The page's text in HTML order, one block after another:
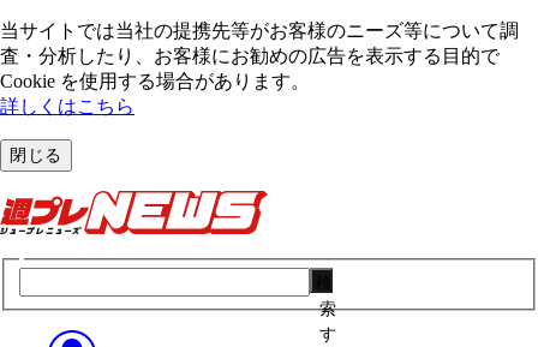
当サイトでは当社の提携先等がお客様のニーズ等について調
査・分析したり、お客様にお勧めの広告を表⽰する⽬的で
Cookie を使⽤する場合があります。
詳しくはこちら
閉じる
索
す